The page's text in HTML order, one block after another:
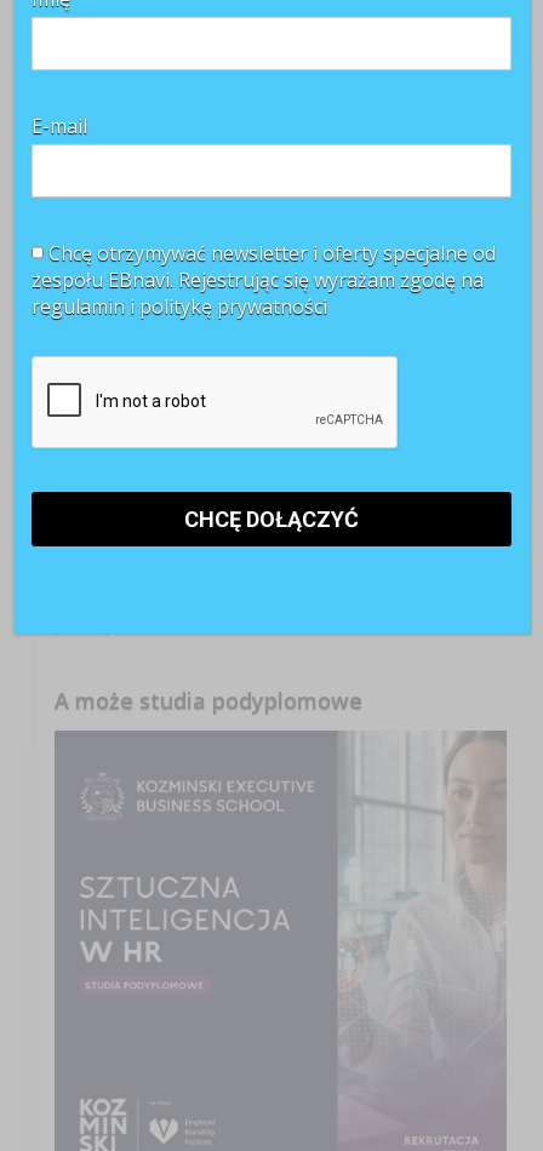
Sposób na frekwencję pracowników podczas
A może studia podyplomowe
E-mail
Chcę otrzymywać newsletter i oferty specjalne od
zespołu EBnavi. Rejestrując się wyrażam zgodę na
regulamin i politykę prywatności